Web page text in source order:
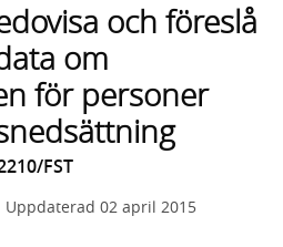
och föreslå
om
för personer
FST
Uppdaterad 02 april 2015